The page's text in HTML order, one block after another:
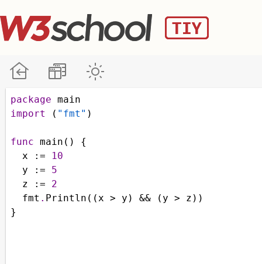
package main
import
( "fmt" )
func main () {
x : =
10
y : =
5
z : =
2
fmt . Println ((x > y ) && ( y > z ))
}